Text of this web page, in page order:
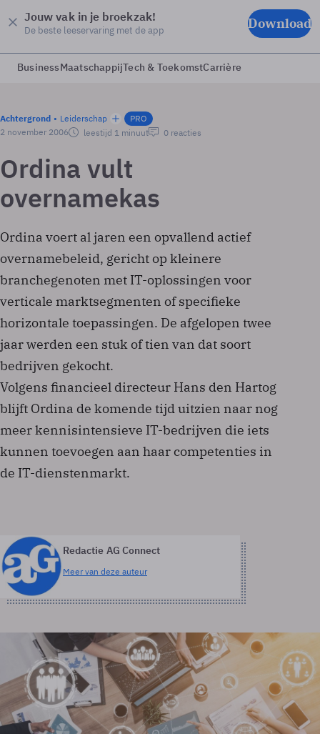
Jouw vak in je broekzak!
De beste leeservaring met de app Download
BusinessMaatschappijTech & ToekomstCarrière
Achtergrond Leiderschap
PRO
2 november 2006
leestijd 1 minuut 0 reacties
Ordina vult
overnamekas
Ordina voert al jaren een opvallend actief
overnamebeleid, gericht op kleinere
branchegenoten met IT-oplossingen voor
verticale marktsegmenten of specifieke
horizontale toepassingen. De afgelopen twee
jaar werden een stuk of tien van dat soort
bedrijven gekocht.
Volgens financieel directeur Hans den Hartog
blijft Ordina de komende tijd uitzien naar nog
meer kennisintensieve IT-bedrijven die iets
kunnen toevoegen aan haar competenties in
de IT-dienstenmarkt.
Redactie AG Connect
Meer van deze auteur